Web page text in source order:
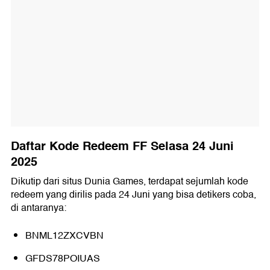
Daftar Kode Redeem FF Selasa 24 Juni
2025
Dikutip dari situs Dunia Games, terdapat sejumlah kode
redeem yang dirilis pada 24 Juni yang bisa detikers coba,
di antaranya:
BNML12ZXCVBN
GFDS78POIUAS